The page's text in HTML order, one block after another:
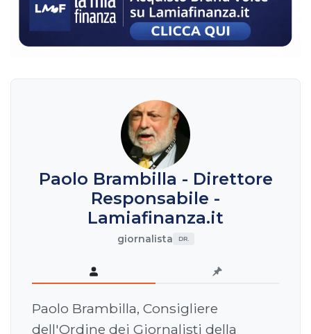
Paolo Brambilla - Direttore
Responsabile -
Lamiafinanza.it
giornalista DR.
Paolo Brambilla, Consigliere
dell'Ordine dei Giornalisti della